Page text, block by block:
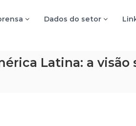
Dados do setor
Latina: a